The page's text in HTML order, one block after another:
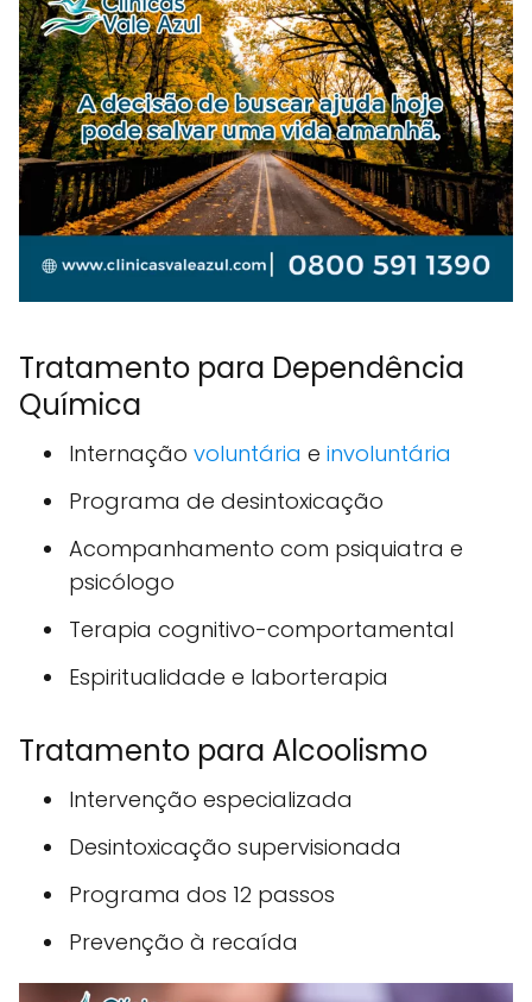
Tratamento para Dependência
Química
Internação voluntária e involuntária
Programa de desintoxicação
Acompanhamento com psiquiatra e
psicólogo
Terapia cognitivo-comportamental
Espiritualidade e laborterapia
Tratamento para Alcoolismo
Intervenção especializada
Desintoxicação supervisionada
Programa dos 12 passos
Prevenção à recaída